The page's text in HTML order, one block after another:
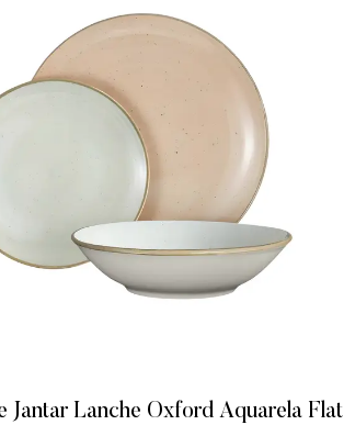
Jantar Lanche Oxford Aquarela Flat